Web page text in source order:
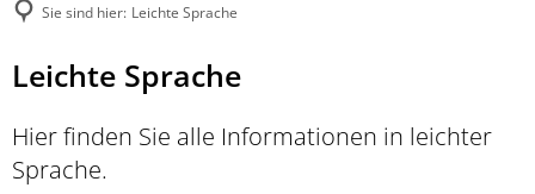
Sie sind hier: Leichte Sprache
Leichte
Sprache
Leichte Sprache
Hier finden Sie alle Informationen in leichter
Sprache.